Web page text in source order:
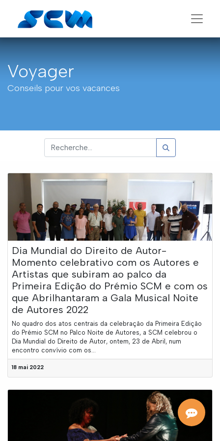
Voyager
Conseils pour vos vacances
Dia Mundial do Direito de Autor-
Momento celebrativo com os Autores e
Artistas que subiram ao palco da
Primeira Edição do Prémio SCM e com os
que Abrilhantaram a Gala Musical Noite
de Autores 2022
No quadro dos atos centrais da celebração da Primeira Edição
do Prémio SCM no Palco Noite de Autores, a SCM celebrou o
Dia Mundial do Direito de Autor, ontem, 23 de Abril, num
encontro convívio com os...
18 mai 2022